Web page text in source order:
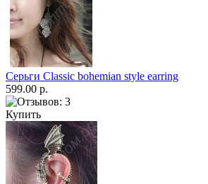
Серьги Classic bohemian style earring
599.00 р.
Купить